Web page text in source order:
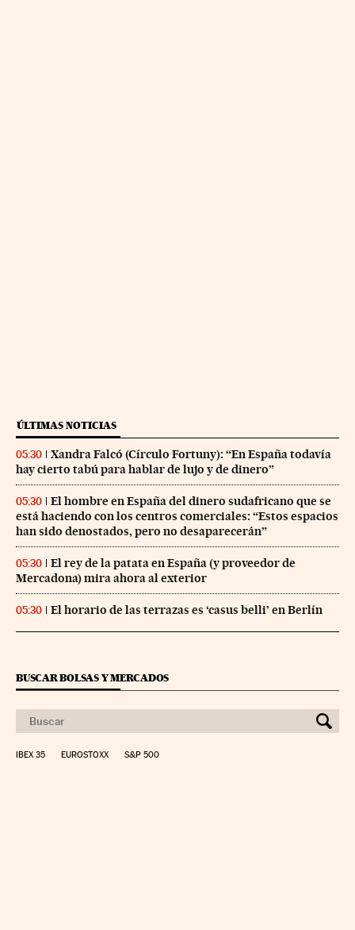
ÚLTIMAS NOTICIAS
05:30
Xandra Falcó (Círculo Fortuny): “En España todavía
hay cierto tabú para hablar de lujo y de dinero”
05:30
El hombre en España del dinero sudafricano que se
está haciendo con los centros comerciales: “Estos espacios
han sido denostados, pero no desaparecerán”
05:30
El rey de la patata en España (y proveedor de
Mercadona) mira ahora al exterior
05:30 El horario de las terrazas es ‘casus belli’ en Berlín
BUSCAR BOLSAS Y MERCADOS
IBEX 35 EUROSTOXX S&P 500